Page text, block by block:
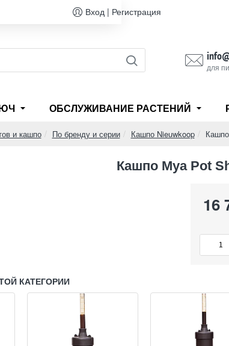
Вход | Регистрация
для
ОБСЛУЖИВАНИЕ РАСТЕНИЙ
и кашпо По бренду и серии Кашпо Nieuwkoop
Кашпо Mya Pot
16
КАТЕГОРИИ